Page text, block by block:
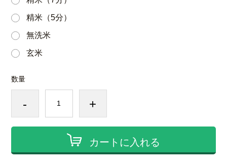
精米（5分）
無洗米
玄米
数量
- +
カートに入れる